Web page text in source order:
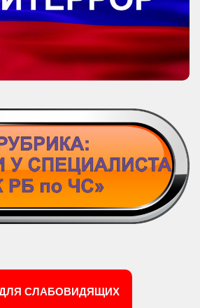
ДЛЯ СЛАБОВИДЯЩИХ